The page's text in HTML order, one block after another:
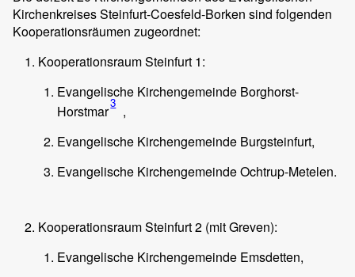
Kirchenkreises Steinfurt-Coesfeld-Borken sind folgenden
Kooperationsräumen zugeordnet:
Kooperationsraum Steinfurt 1:
Evangelische Kirchengemeinde Borghorst-
Horstmar3 ,
Evangelische Kirchengemeinde Burgsteinfurt,
Evangelische Kirchengemeinde Ochtrup-Metelen.
Kooperationsraum Steinfurt 2 (mit Greven):
Evangelische Kirchengemeinde Emsdetten,